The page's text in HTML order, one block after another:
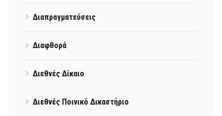
Διαπραγματεύσεις
Διαφθορά
Διεθνές Δίκαιο
Διεθνές Ποινικό Δικαστήριο